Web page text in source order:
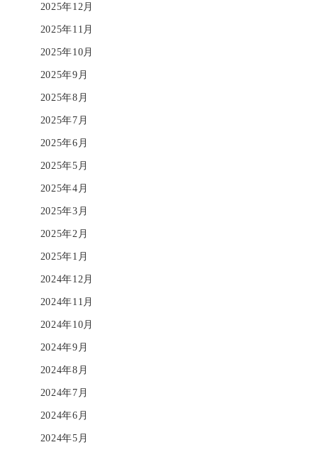
2025年12月
2025年11月
2025年10月
2025年9月
2025年8月
2025年7月
2025年6月
2025年5月
2025年4月
2025年3月
2025年2月
2025年1月
2024年12月
2024年11月
2024年10月
2024年9月
2024年8月
2024年7月
2024年6月
2024年5月